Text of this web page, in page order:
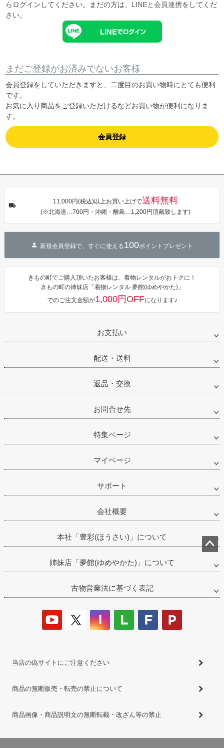
らログインしてください。まだの方は、 LINEと会員連携をしてくだ
さい。
まだご登録がお済みでないお客様
会員登録をしていただきますと、二度目のお買い物時にとても便利
です。
お気に入り商品をご登録いただけるなどお買い物が便利になりま
す。
会員登録
ジト
11,000円(税込)以上お買い上げで送料無料
(※北海道…700円・沖縄・離島…1,200円頂戴致します)
新規会員登録で、すぐに使える100ポイントプレゼント
きもの町でご購入頂いたお客様は、着物レンタルがおトクに！
きもの町の姉妹店「着物レンタル 夢館(ゆめやかた)」
でのご注文金額が1,000円OFFになります♪
お支払い
配送・送料
返品・交換
お問合せ先
特集ページ
マイページ
サポート
会社概要
本社「豊彩(ほうさい)」について
姉妹店「夢館(ゆめやかた)」について
古物営業法に基づく表記
当店の偽サイトにご注意ください
商品の無断販売・転売の禁止について
商品画像・商品説明文の無断転載・改ざん等の禁止